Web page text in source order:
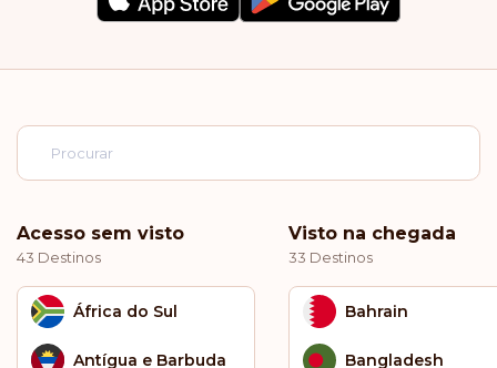
Acesso sem visto
43 Destinos
África do Sul
Antígua e Barbuda
Visto na chegada
33 Destinos
Bahrain
Bangladesh